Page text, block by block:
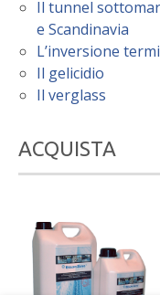
Il tunnel
e Scandinavia
L’inversione
Il gelicidio
Il verglass
ACQUISTA